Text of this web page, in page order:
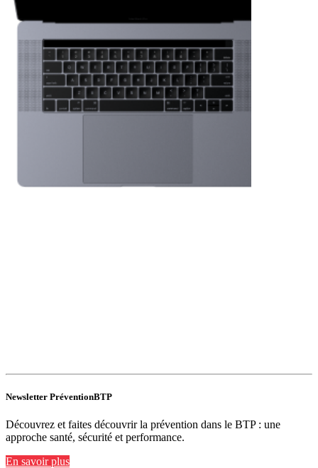
Newsletter PréventionBTP
Découvrez et faites découvrir la prévention dans le BTP : une
approche santé, sécurité et performance.
En savoir plus